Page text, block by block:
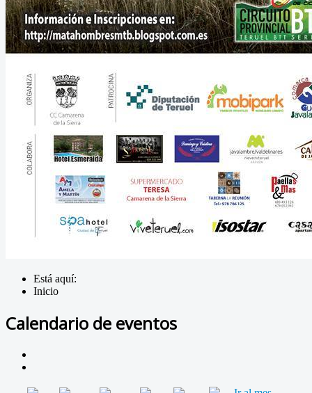
Está aquí:
Inicio
Calendario de eventos